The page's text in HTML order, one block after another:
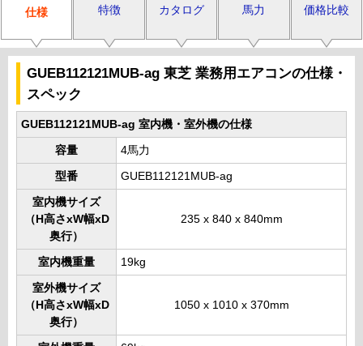
仕様 特徴 カタログ 馬力 価格比較
GUEB112121MUB-ag 東芝 業務用エアコンの仕様・
スペック
GUEB112121MUB-ag 室内機・室外機の仕様
容量 4馬力
型番 GUEB112121MUB-ag
室内機サイズ
（H高さxW幅xD
奥行）
235 x 840 x 840mm
室内機重量 19kg
室外機サイズ
（H高さxW幅xD
奥行）
1050 x 1010 x 370mm